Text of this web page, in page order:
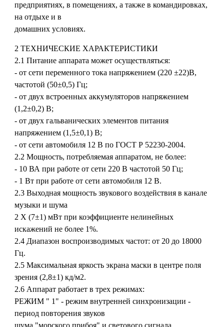
предприятиях, в помещениях, а также в командировках,
на отдыхе и в
домашних условиях.
2 ТЕХНИЧЕСКИЕ ХАРАКТЕРИСТИКИ
2.1 Питание аппарата может осуществляться:
- от сети переменного тока напряжением (220 ±22)В,
частотой (50±0,5) Гц;
- от двух встроенных аккумуляторов напряжением
(1,2±0,2) В;
- от двух гальванических элементов питания
напряжением (1,5±0,1) В;
- от сети автомобиля 12 В по ГОСТ Р 52230-2004.
2.2 Мощность, потребляемая аппаратом, не более:
- 10 ВА при работе от сети 220 В частотой 50 Гц;
- 1 Вт при работе от сети автомобиля 12 В.
2.3 Выходная мощность звукового воздействия в канале
музыки и шума
2 X (7±1) мВт при коэффициенте нелинейных
искажений не более 1%.
2.4 Диапазон воспроизводимых частот: от 20 до 18000
Гц.
2.5 Максимальная яркость экрана маски в центре поля
зрения (2,8±1) кд/м2.
2.6 Аппарат работает в трех режимах:
РЕЖИМ " 1" - режим внутренней синхронизации -
период повторения звуков
шума "морского прибоя" и светового сигнала,